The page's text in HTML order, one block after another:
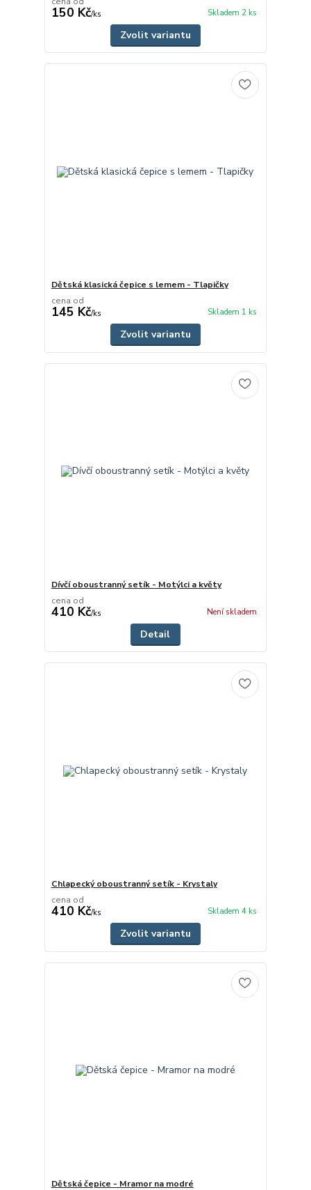
150 Kč/ks Skladem 2 ks
Zvolit variantu
Dětská klasická čepice s lemem - Tlapičky
cena od
145 Kč/ks Skladem 1 ks
Zvolit variantu
Dívčí oboustranný setík - Motýlci a květy
cena od
410 Kč/ks Není skladem
Detail
Chlapecký oboustranný setík - Krystaly
cena od
410 Kč/ks Skladem 4 ks
Zvolit variantu
Dětská čepice - Mramor na modré